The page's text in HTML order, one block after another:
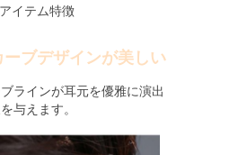
アイテム特徴
ブデザインが美しい
ラインが耳元を優雅に演出
与えます。